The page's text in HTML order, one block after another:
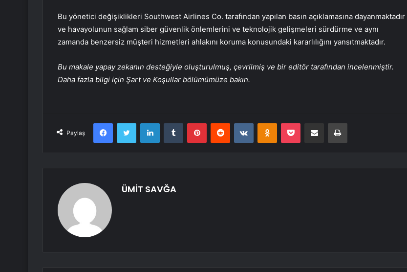
Bu yönetici değişiklikleri Southwest Airlines Co. tarafından yapılan basın açıklamasına dayanmaktadır
ve havayolunun sağlam siber güvenlik önlemlerini ve teknolojik gelişmeleri sürdürme ve aynı
zamanda benzersiz müşteri hizmetleri ahlakını koruma konusundaki kararlılığını yansıtmaktadır.
Bu makale yapay zekanın desteğiyle oluşturulmuş, çevrilmiş ve bir editör tarafından incelenmiştir.
Daha fazla bilgi için Şart ve Koşullar bölümümüze bakın.
Paylaş
FacebookTwitter LinkedInTumblr PinterestReddit VKontakteOdnoklassniki
Pocket E-Posta ile paylaş Yazdır
ÜMİT SAVĞA